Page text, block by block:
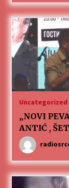
Uncategorized
„NOVI
ANTIĆ ,